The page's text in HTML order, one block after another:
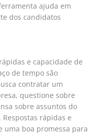
ajuda em
dos candidatos
e capacidade de
de tempo são
contratar um
questione sobre
sobre assuntos do
rápidas e
uma boa promessa para